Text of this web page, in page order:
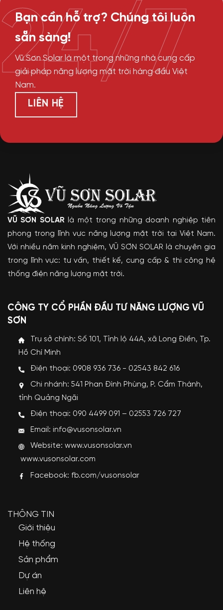
Bạn cần hỗ trợ? Chúng tôi luôn
sẵn sàng!
Vũ Sơn Solar là một trong những nhà cung cấp
giải pháp năng lượng mặt trời hàng đầu Việt
Nam.
LIÊN HỆ
24/7
VŨ SƠN SOLAR là một trong những doanh nghiệp tiên
phong trong lĩnh vực năng lượng mặt trời tại Việt Nam.
Với nhiều năm kinh nghiệm, VŨ SƠN SOLAR là chuyên gia
trong lĩnh vực: tư vấn, thiết kế, cung cấp & thi công hệ
thống điện năng lượng mặt trời.
CÔNG TY CỔ PHẦN ĐẦU TƯ NĂNG LƯỢNG VŨ
SƠN
Trụ sở chính: Số 101, Tỉnh lộ 44A, xã Long Điền, Tp.
Hồ Chí Minh
Điện thoại: 0908 936 736 - 02543 842 616
Chi nhánh: 541 Phan Đình Phùng, P. Cẩm Thành,
tỉnh Quảng Ngãi
Điện thoại: 090 4499 091 – 02553 726 727
Email: info@vusonsolar.vn
Website:www.vusonsolar.vn
www.vusonsolar.com
Facebook: fb.com/vusonsolar
THÔNG TIN
Giới thiệu
Hệ thống
Sản phẩm
Dự án
Liên hệ